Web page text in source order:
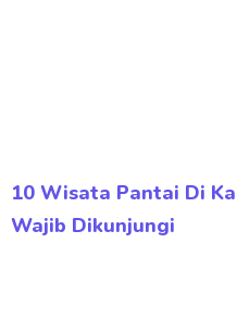
10 Wisata Pantai Di
Wajib Dikunjungi